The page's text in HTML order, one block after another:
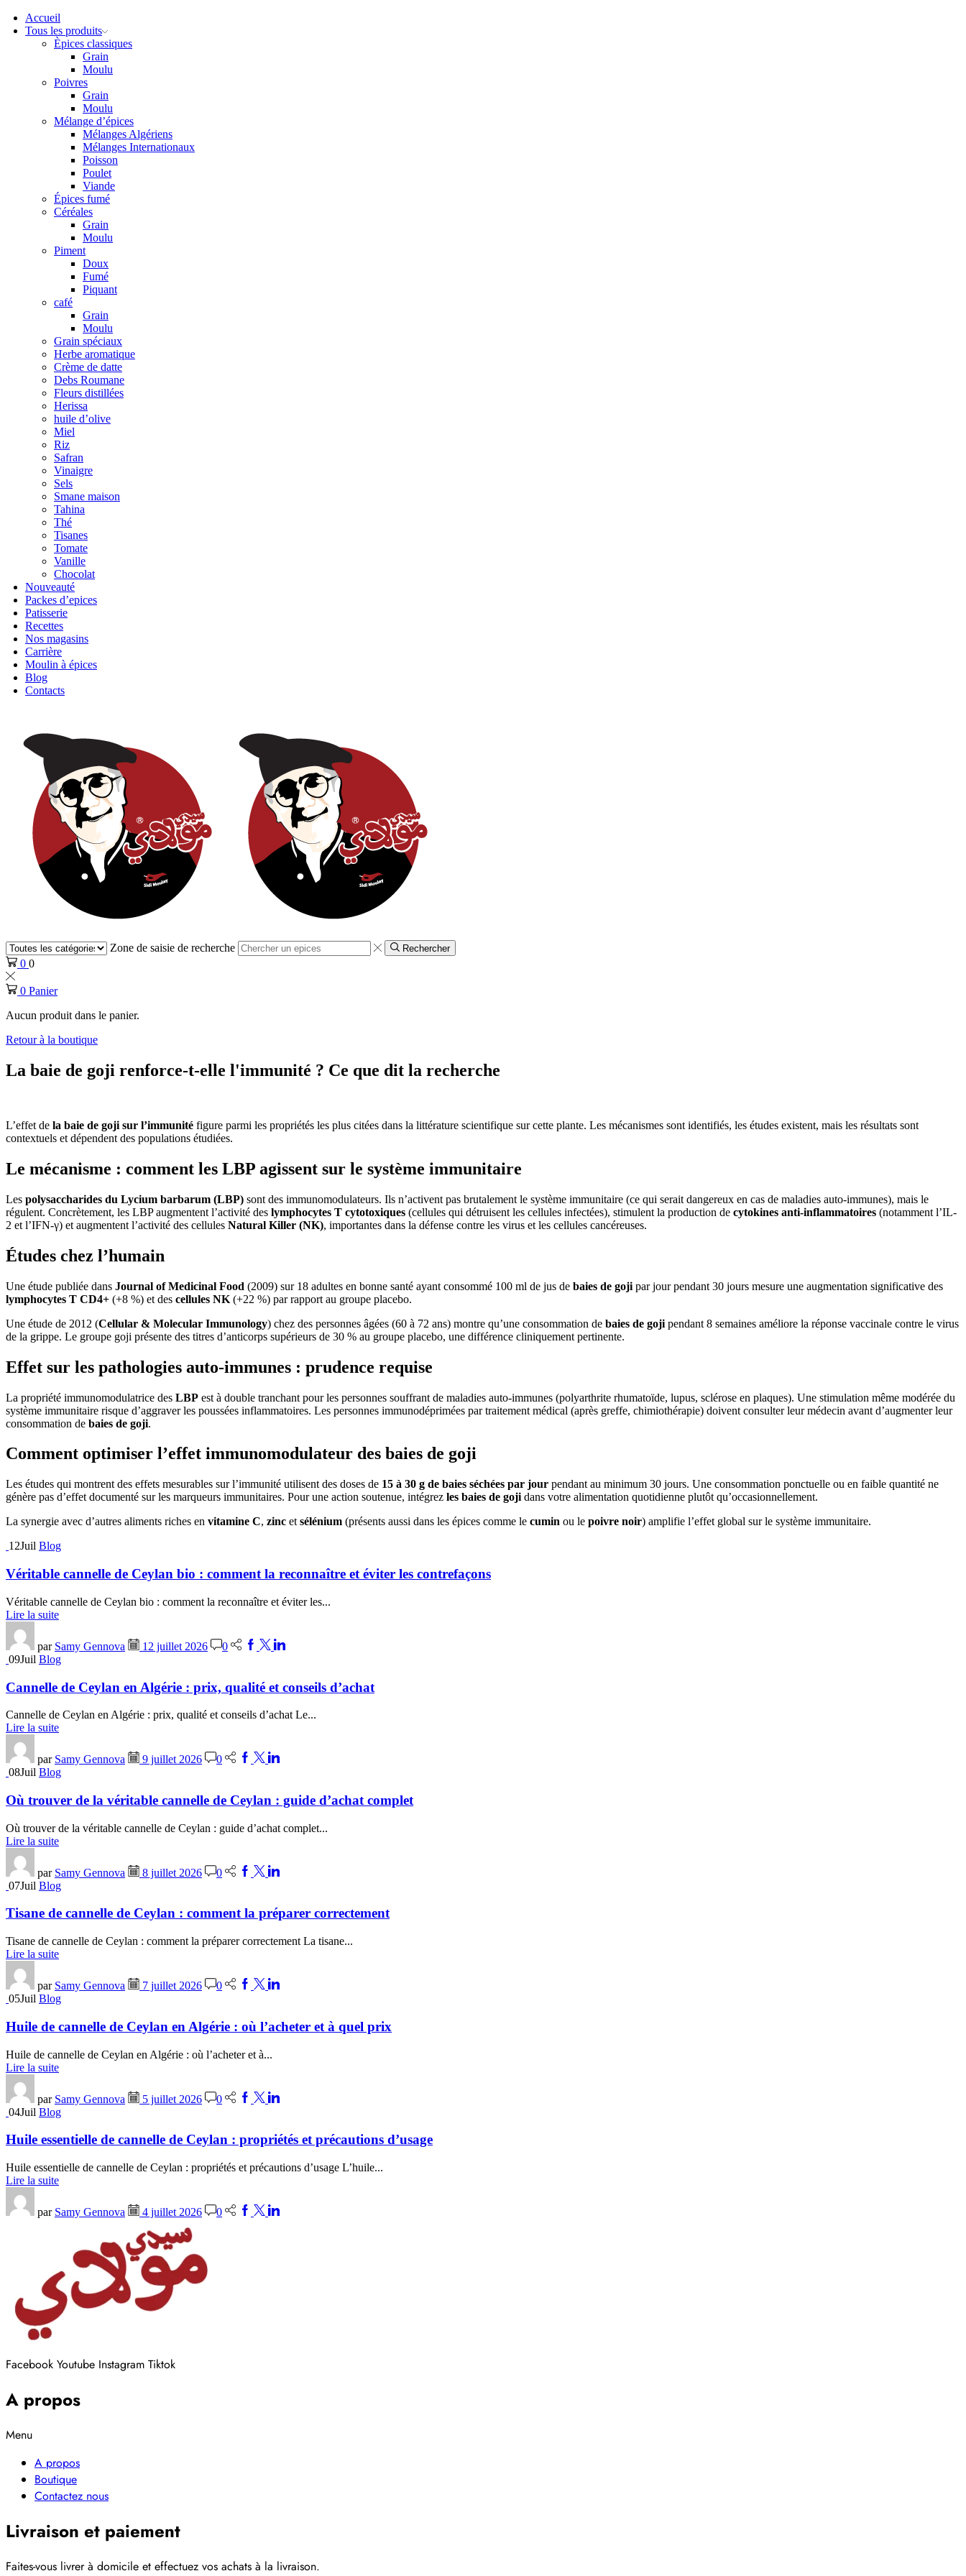
Accueil
Tous les produits
Èpices classiques
Grain
Moulu
Poivres
Grain
Moulu
Mélange d’épices
Mélanges Algériens
Mélanges Internationaux
Poisson
Poulet
Viande
Épices fumé
Céréales
Grain
Moulu
Piment
Doux
Fumé
Piquant
café
Grain
Moulu
Grain spéciaux
Herbe aromatique
Crème de datte
Debs Roumane
Fleurs distillées
Herissa
huile d’olive
Miel
Riz
Safran
Vinaigre
Sels
Smane maison
Tahina
Thé
Tisanes
Tomate
Vanille
Chocolat
Nouveauté
Packes d’epices
Patisserie
Recettes
Nos magasins
Carrière
Moulin à épices
Blog
Contacts
Zone de saisie de recherche Rechercher
0 0
0 Panier
Aucun produit dans le panier.
Retour à la boutique
La baie de goji renforce-t-elle l'immunité ? Ce que dit la recherche
L’effet de la baie de goji sur l’immunité figure parmi les propriétés les plus citées dans la littérature scientifique sur cette plante. Les mécanismes sont identifiés, les études existent, mais les résultats sont
contextuels et dépendent des populations étudiées.
Le mécanisme : comment les LBP agissent sur le système immunitaire
Les polysaccharides du Lycium barbarum (LBP) sont des immunomodulateurs. Ils n’activent pas brutalement le système immunitaire (ce qui serait dangereux en cas de maladies auto-immunes), mais le
régulent. Concrètement, les LBP augmentent l’activité des lymphocytes T cytotoxiques (cellules qui détruisent les cellules infectées), stimulent la production de cytokines anti-inflammatoires (notamment l’IL-
2 et l’IFN-γ) et augmentent l’activité des cellules Natural Killer (NK), importantes dans la défense contre les virus et les cellules cancéreuses.
Études chez l’humain
Une étude publiée dans Journal of Medicinal Food (2009) sur 18 adultes en bonne santé ayant consommé 100 ml de jus de baies de goji par jour pendant 30 jours mesure une augmentation significative des
lymphocytes T CD4+ (+8 %) et des cellules NK (+22 %) par rapport au groupe placebo.
Une étude de 2012 (Cellular & Molecular Immunology) chez des personnes âgées (60 à 72 ans) montre qu’une consommation de baies de goji pendant 8 semaines améliore la réponse vaccinale contre le virus
de la grippe. Le groupe goji présente des titres d’anticorps supérieurs de 30 % au groupe placebo, une différence cliniquement pertinente.
Effet sur les pathologies auto-immunes : prudence requise
La propriété immunomodulatrice des LBP est à double tranchant pour les personnes souffrant de maladies auto-immunes (polyarthrite rhumatoïde, lupus, sclérose en plaques). Une stimulation même modérée du
système immunitaire risque d’aggraver les poussées inflammatoires. Les personnes immunodéprimées par traitement médical (après greffe, chimiothérapie) doivent consulter leur médecin avant d’augmenter leur
consommation de baies de goji.
Comment optimiser l’effet immunomodulateur des baies de goji
Les études qui montrent des effets mesurables sur l’immunité utilisent des doses de 15 à 30 g de baies séchées par jour pendant au minimum 30 jours. Une consommation ponctuelle ou en faible quantité ne
génère pas d’effet documenté sur les marqueurs immunitaires. Pour une action soutenue, intégrez les baies de goji dans votre alimentation quotidienne plutôt qu’occasionnellement.
La synergie avec d’autres aliments riches en vitamine C, zinc et sélénium (présents aussi dans les épices comme le cumin ou le poivre noir) amplifie l’effet global sur le système immunitaire.
12Juil Blog
Véritable cannelle de Ceylan bio : comment la reconnaître et éviter les contrefaçons
Véritable cannelle de Ceylan bio : comment la reconnaître et éviter les...
Lire la suite
par Samy Gennova 12 juillet 2026
0
09Juil Blog
Cannelle de Ceylan en Algérie : prix, qualité et conseils d’achat
Cannelle de Ceylan en Algérie : prix, qualité et conseils d’achat Le...
Lire la suite
par Samy Gennova 9 juillet 2026
0
08Juil Blog
Où trouver de la véritable cannelle de Ceylan : guide d’achat complet
Où trouver de la véritable cannelle de Ceylan : guide d’achat complet...
Lire la suite
par Samy Gennova 8 juillet 2026
0
07Juil Blog
Tisane de cannelle de Ceylan : comment la préparer correctement
Tisane de cannelle de Ceylan : comment la préparer correctement La tisane...
Lire la suite
par Samy Gennova 7 juillet 2026
0
05Juil Blog
Huile de cannelle de Ceylan en Algérie : où l’acheter et à quel prix
Huile de cannelle de Ceylan en Algérie : où l’acheter et à...
Lire la suite
par Samy Gennova 5 juillet 2026
0
04Juil Blog
Huile essentielle de cannelle de Ceylan : propriétés et précautions d’usage
Huile essentielle de cannelle de Ceylan : propriétés et précautions d’usage L’huile...
Lire la suite
par Samy Gennova 4 juillet 2026 0
Facebook Youtube Instagram Tiktok
A propos
Menu
A propos
Boutique
Contactez nous
Livraison et paiement
Faites-vous livrer à domicile et effectuez vos achats à la livraison.